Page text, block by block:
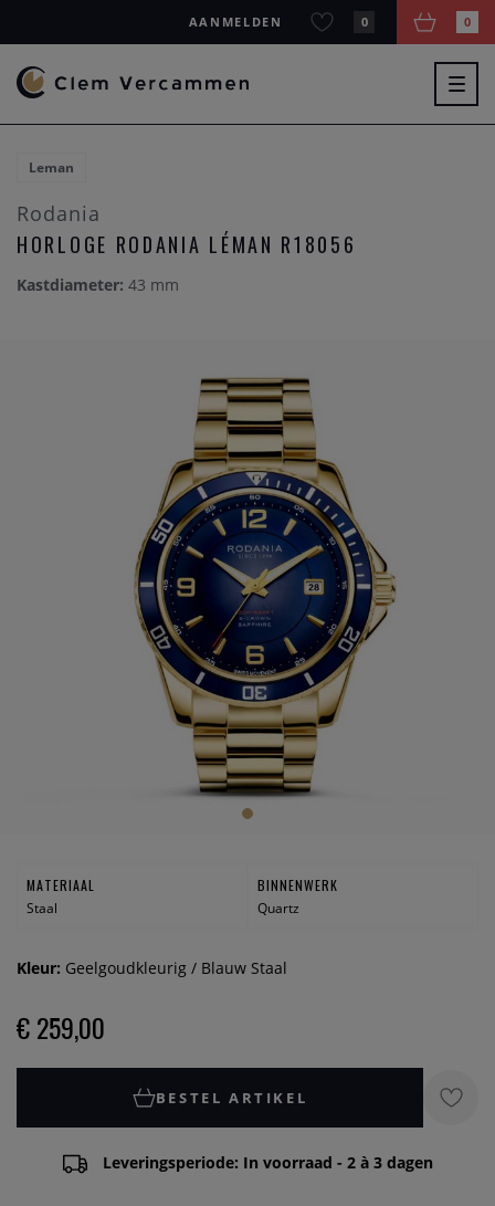
AANMELDEN 0 0
Leman
Rodania
HORLOGE RODANIA LÉMAN R18056
Kastdiameter: 43 mm
MATERIAAL
Staal
BINNENWERK
Quartz
Kleur: Geelgoudkleurig / Blauw Staal
€ 259,00
BESTEL ARTIKEL
Leveringsperiode: In voorraad - 2 à 3 dagen